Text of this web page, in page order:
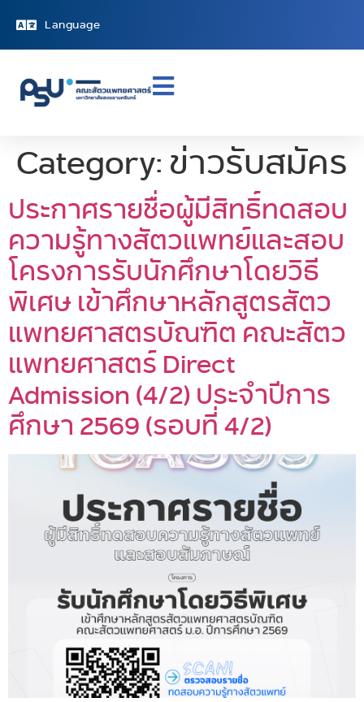
Language
Category:ข่าวรับสมัคร
ประกาศรายชื่อผู้มีสิทธิ์ทดสอบ
ความรู้ทางสัตวแพทย์และสอบ
โครงการรับนักศึกษาโดยวิธี
พิเศษ เข้าศึกษาหลักสูตรสัตว
แพทยศาสตรบัณฑิต คณะสัตว
แพทยศาสตร์ Direct
Admission (4/2) ประจำปีการ
ศึกษา 2569 (รอบที่ 4/2)